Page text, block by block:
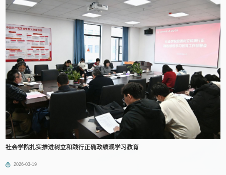
社会学院扎实推进树立和践行正确政绩观学习教育
2026-03-19